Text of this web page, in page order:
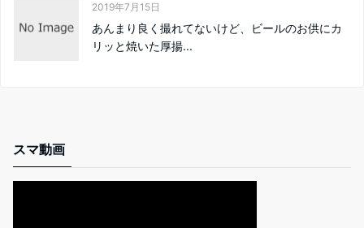
2019年7月15日
あんまり良く撮れてないけど、ビールのお供にカ
リッと焼いた厚揚...
スマ動画